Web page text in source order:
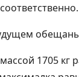
1705 кг